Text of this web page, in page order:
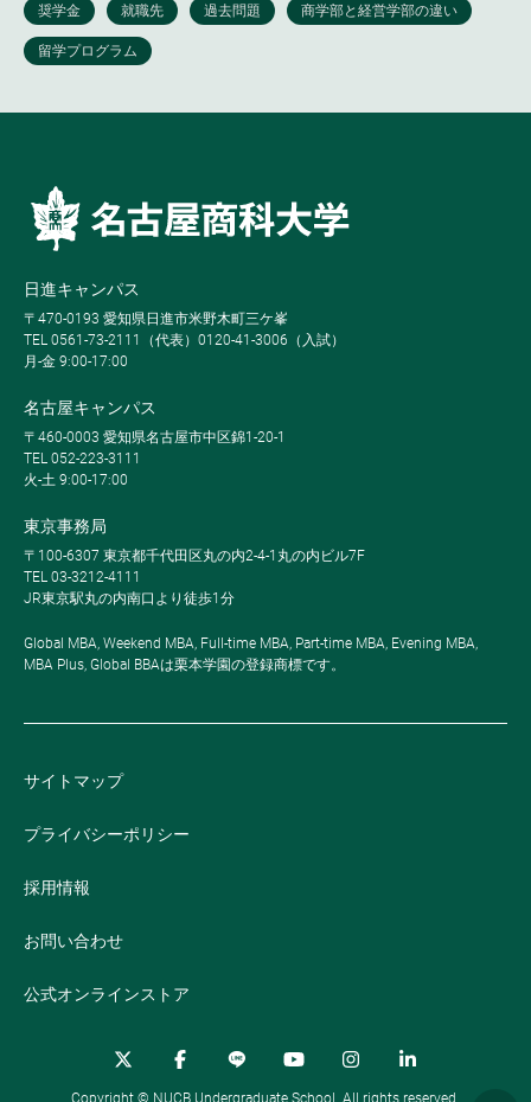
日進キャンパス
〒470-0193 愛知県日進市米野木町三ケ峯
TEL 0561-73-2111（代表）0120-41-3006（入試）
月-金 9:00-17:00
名古屋キャンパス
〒460-0003 愛知県名古屋市中区錦1-20-1
TEL 052-223-3111
火-土 9:00-17:00
東京事務局
〒100-6307 東京都千代田区丸の内2-4-1丸の内ビル7F
TEL 03-3212-4111
JR東京駅丸の内南口より徒歩1分
Global MBA, Weekend MBA, Full-time MBA, Part-time MBA, Evening MBA,
MBA Plus, Global BBAは栗本学園の登録商標です。
サイトマップ
プライバシーポリシー
採用情報
お問い合わせ
公式オンラインストア